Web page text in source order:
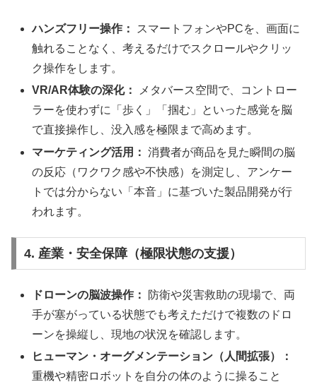
ハンズフリー操作：
スマートフォンやPCを、画面に
触れることなく、考えるだけでスクロールやクリッ
ク操作をします。
VR/AR体験の深化：
メタバース空間で、コントロー
ラーを使わずに「歩く」「掴む」といった感覚を脳
で直接操作し、没入感を極限まで高めます。
マーケティング活用： 消費者が商品を見た瞬間の脳
の反応（ワクワク感や不快感）を測定し、アンケー
トでは分からない「本音」に基づいた製品開発が行
われます。
4. 産業・安全保障（極限状態の支援）
ドローンの脳波操作：
防衛や災害救助の現場で、両
手が塞がっている状態でも考えただけで複数のドロ
ーンを操縦し、現地の状況を確認します。
ヒューマン・オーグメンテーション（人間拡張）：
重機や精密ロボットを自分の体のように操ること